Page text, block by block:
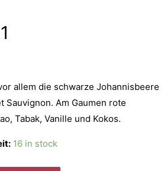
allem die schwarze Johannisbeere
Sauvignon. Am Gaumen rote
Tabak, Vanille und Kokos.
16 in stock